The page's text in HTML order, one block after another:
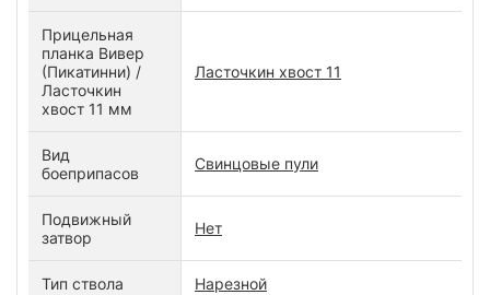
Прицельная
планка Вивер
(Пикатинни) /
Ласточкин
хвост 11 мм
Ласточкин хвост 11
Вид
боеприпасов
Свинцовые пули
Подвижный
затвор
Нет
Тип ствола Нарезной